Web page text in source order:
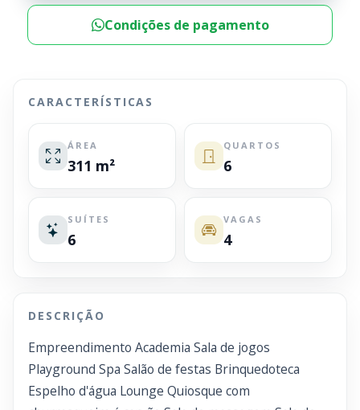
Condições de pagamento
CARACTERÍSTICAS
ÁREA
311 m²
QUARTOS
6
SUÍTES
6
VAGAS
4
DESCRIÇÃO
Empreendimento Academia Sala de jogos
Playground Spa Salão de festas Brinquedoteca
Espelho d'água Lounge Quiosque com